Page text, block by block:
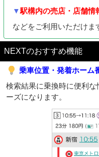
▼駅構内の売店・店舗情
などをご利用いただけま
NEXTのおすすめ機能
乗車位置・発着ホーム
検索結果に乗換時に便利
ーズになります。